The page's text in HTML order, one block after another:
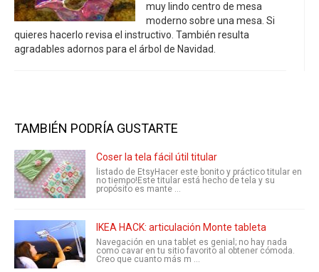
muy lindo centro de mesa
moderno sobre una mesa. Si
quieres hacerlo revisa el instructivo. También resulta
agradables adornos para el árbol de Navidad.
TAMBIÉN PODRÍA GUSTARTE
Coser la tela fácil útil titular
listado de EtsyHacer este bonito y práctico titular en
no tiempo!Este titular está hecho de tela y su
propósito es mante ...
IKEA HACK: articulación Monte tableta
Navegación en una tablet es genial; no hay nada
como cavar en tu sitio favorito al obtener cómoda.
Creo que cuanto más m ...